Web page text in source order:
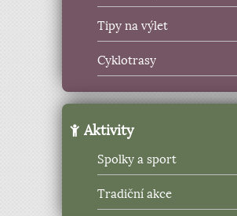
Tipy na výlet
Cyklotrasy
Aktivity
Spolky a sport
Tradiční akce